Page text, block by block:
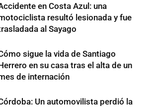
en Costa Azul: una
resultó lesionada y fue
al Sayago
sigue la vida de Santiago
en su casa tras el alta de un
de internación
Un automovilista perdió la